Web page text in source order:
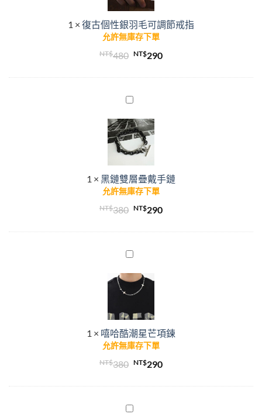
羽
毛
可
調
戒
1 × 復古個性銀羽毛可調節戒指
允許無庫存下單
NT$480 原
格：
NT$290目
黑
雙
層
疊
戴
手
鏈
1 × 黑鏈雙層疊戴手鏈
允許無庫存下單
NT$380 原
格：
NT$290目
嘻
酷
潮
芒
項
鍊
1 × 嘻哈酷潮星芒項鍊
允許無庫存下單
NT$380 原
格：
NT$290目
復